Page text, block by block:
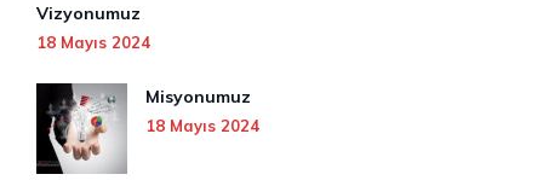
Vizyonumuz
18 Mayıs 2024
Misyonumuz
18 Mayıs 2024